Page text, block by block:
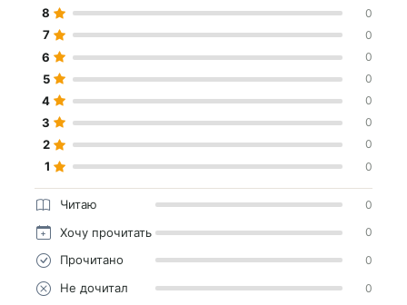
8 0
7 0
6 0
5 0
4 0
3 0
2 0
1 0
Читаю 0
Хочу прочитать 0
Прочитано 0
Не дочитал 0